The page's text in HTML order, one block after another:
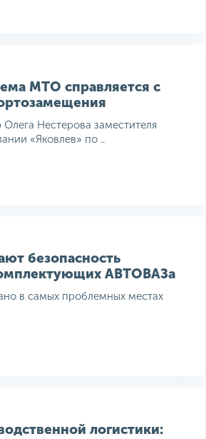
МТО справляется с
Нестерова заместителя
«Яковлев» по ..
безопасность
АВТОВАЗа
в самых проблемных местах
логистики: